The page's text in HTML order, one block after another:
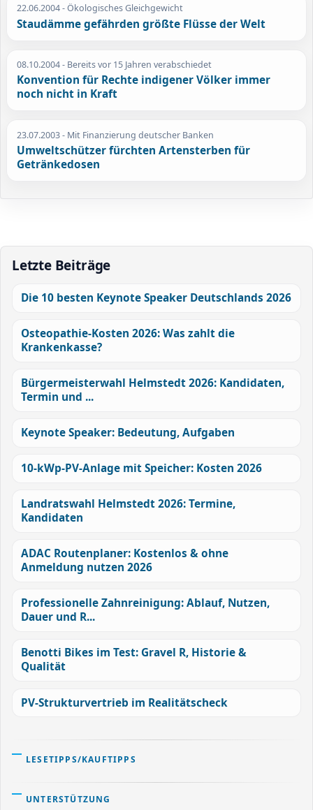
22.06.2004- Ökologisches Gleichgewicht
Staudämme gefährden größte Flüsse der Welt
08.10.2004- Bereits vor 15 Jahren verabschiedet
Konvention für Rechte indigener Völker immer
noch nicht in Kraft
23.07.2003- Mit Finanzierung deutscher Banken
Umweltschützer fürchten Artensterben für
Getränkedosen
Letzte Beiträge
Die 10 besten Keynote Speaker Deutschlands 2026
Osteopathie-Kosten 2026: Was zahlt die
Krankenkasse?
Bürgermeisterwahl Helmstedt 2026: Kandidaten,
Termin und ...
Keynote Speaker: Bedeutung, Aufgaben
10-kWp-PV-Anlage mit Speicher: Kosten 2026
Landratswahl Helmstedt 2026: Termine,
Kandidaten
ADAC Routenplaner: Kostenlos & ohne
Anmeldung nutzen 2026
Professionelle Zahnreinigung: Ablauf, Nutzen,
Dauer und R...
Benotti Bikes im Test: Gravel R, Historie &
Qualität
PV-Strukturvertrieb im Realitätscheck
LESETIPPS/KAUFTIPPS
UNTERSTÜTZUNG